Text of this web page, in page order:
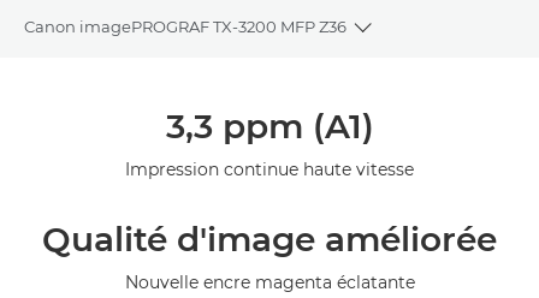
Canon imagePROGRAF TX-3200 MFP Z36
Toggle breadcrumbs
3,3 ppm (A1)
Impression continue haute vitesse
Qualité d'image améliorée
Nouvelle encre magenta éclatante